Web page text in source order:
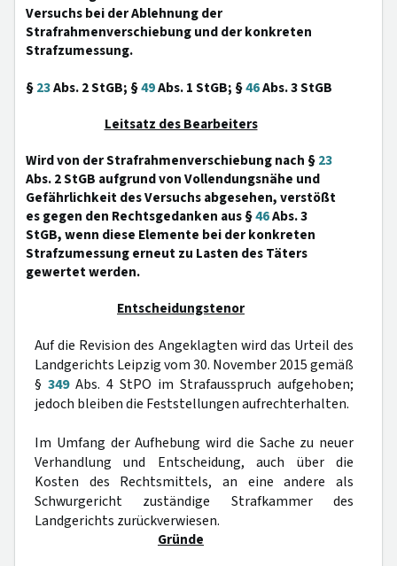
Versuchs bei der Ablehnung der
Strafrahmenverschiebung und der konkreten
Strafzumessung.
§23Abs. 2 StGB; §49Abs. 1 StGB; §46Abs. 3 StGB
Leitsatz des Bearbeiters
Wird von der Strafrahmenverschiebung nach §23
Abs. 2 StGB aufgrund von Vollendungsnähe und
Gefährlichkeit des Versuchs abgesehen, verstößt
es gegen den Rechtsgedanken aus §46Abs. 3
StGB, wenn diese Elemente bei der konkreten
Strafzumessung erneut zu Lasten des Täters
gewertet werden.
Entscheidungstenor
Auf die Revision des Angeklagten wird das Urteil des
Landgerichts Leipzig vom 30. November 2015 gemäß
§ 349Abs. 4 StPO im Strafausspruch aufgehoben;
jedoch bleiben die Feststellungen aufrechterhalten.
Im Umfang der Aufhebung wird die Sache zu neuer
Verhandlung und Entscheidung, auch über die
Kosten des Rechtsmittels, an eine andere als
Schwurgericht zuständige Strafkammer des
Landgerichts zurückverwiesen.
Gründe